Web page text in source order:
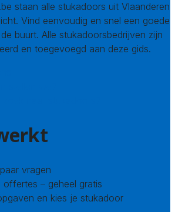
staan alle stukadoors uit Vlaanderen
Vind eenvoudig en snel een goede
buurt. Alle stukadoorsbedrijven zijn
en toegevoegd aan deze gids.
vragen
– geheel gratis
en kies je stukadoor